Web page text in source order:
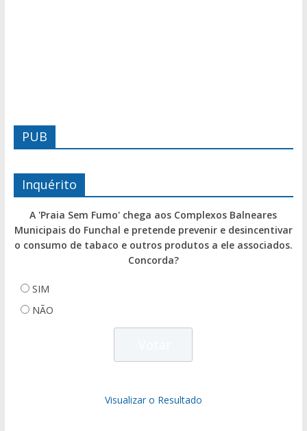
PUB
Inquérito
A 'Praia Sem Fumo' chega aos Complexos Balneares
Municipais do Funchal e pretende prevenir e desincentivar
o consumo de tabaco e outros produtos a ele associados.
Concorda?
SIM
NÃO
Visualizar o Resultado